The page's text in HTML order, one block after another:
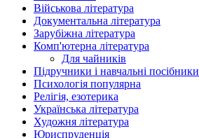
Військова література
Документальна література
Зарубіжна література
Комп'ютерна література
Для чайників
Підручники і навчальні посібники
Психологія популярна
Релігія, езотерика
Українська література
Художня література
Юриспруденція